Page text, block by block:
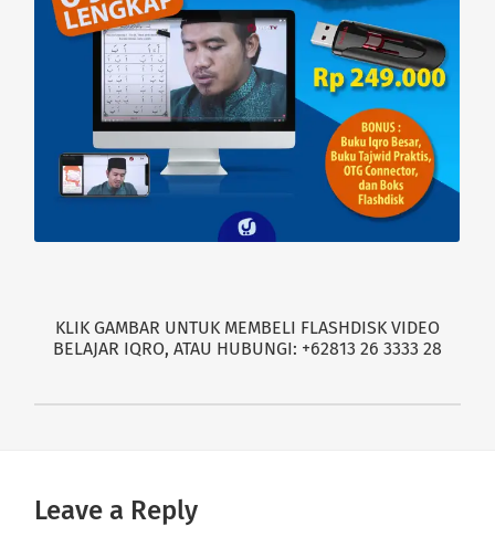
KLIK GAMBAR UNTUK MEMBELI FLASHDISK VIDEO
BELAJAR IQRO, ATAU HUBUNGI: +62813 26 3333 28
Leave a Reply